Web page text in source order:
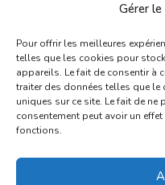
Gérer
Pour offrir les meilleures
telles que les cookies pour
appareils. Le fait de consentir à
traiter des données telles que
uniques sur ce site. Le fait de
consentement peut avoir un
fonctions.
Paiement &
💳 Paiement sécurisé CB
🔐 Site protégé SSL
📦 Expédition rapide
💬 Service client réactif